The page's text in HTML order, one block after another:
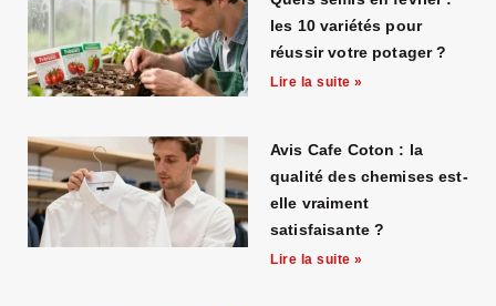
les 10 variétés pour
réussir votre potager ?
Lire la suite »
Avis Cafe Coton : la
qualité des chemises est-
elle vraiment
satisfaisante ?
Lire la suite »